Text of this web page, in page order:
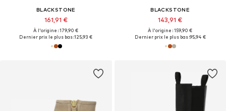
BLACKSTONE
161,91 €
À l'origine : 179,90 €
Dernier prix le plus bas :125,93 €
BLACKSTONE
143,91 €
À l'origine : 159,90 €
Dernier prix le plus bas :95,94 €